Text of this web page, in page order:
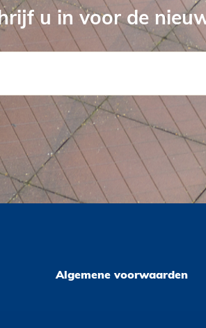
u in voor de
Algemene voorwaarden